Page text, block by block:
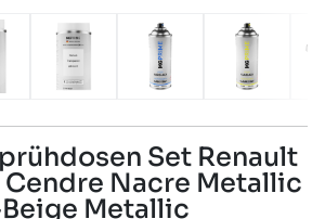
Set Renault
Cendre Nacre Metallic
Metallic